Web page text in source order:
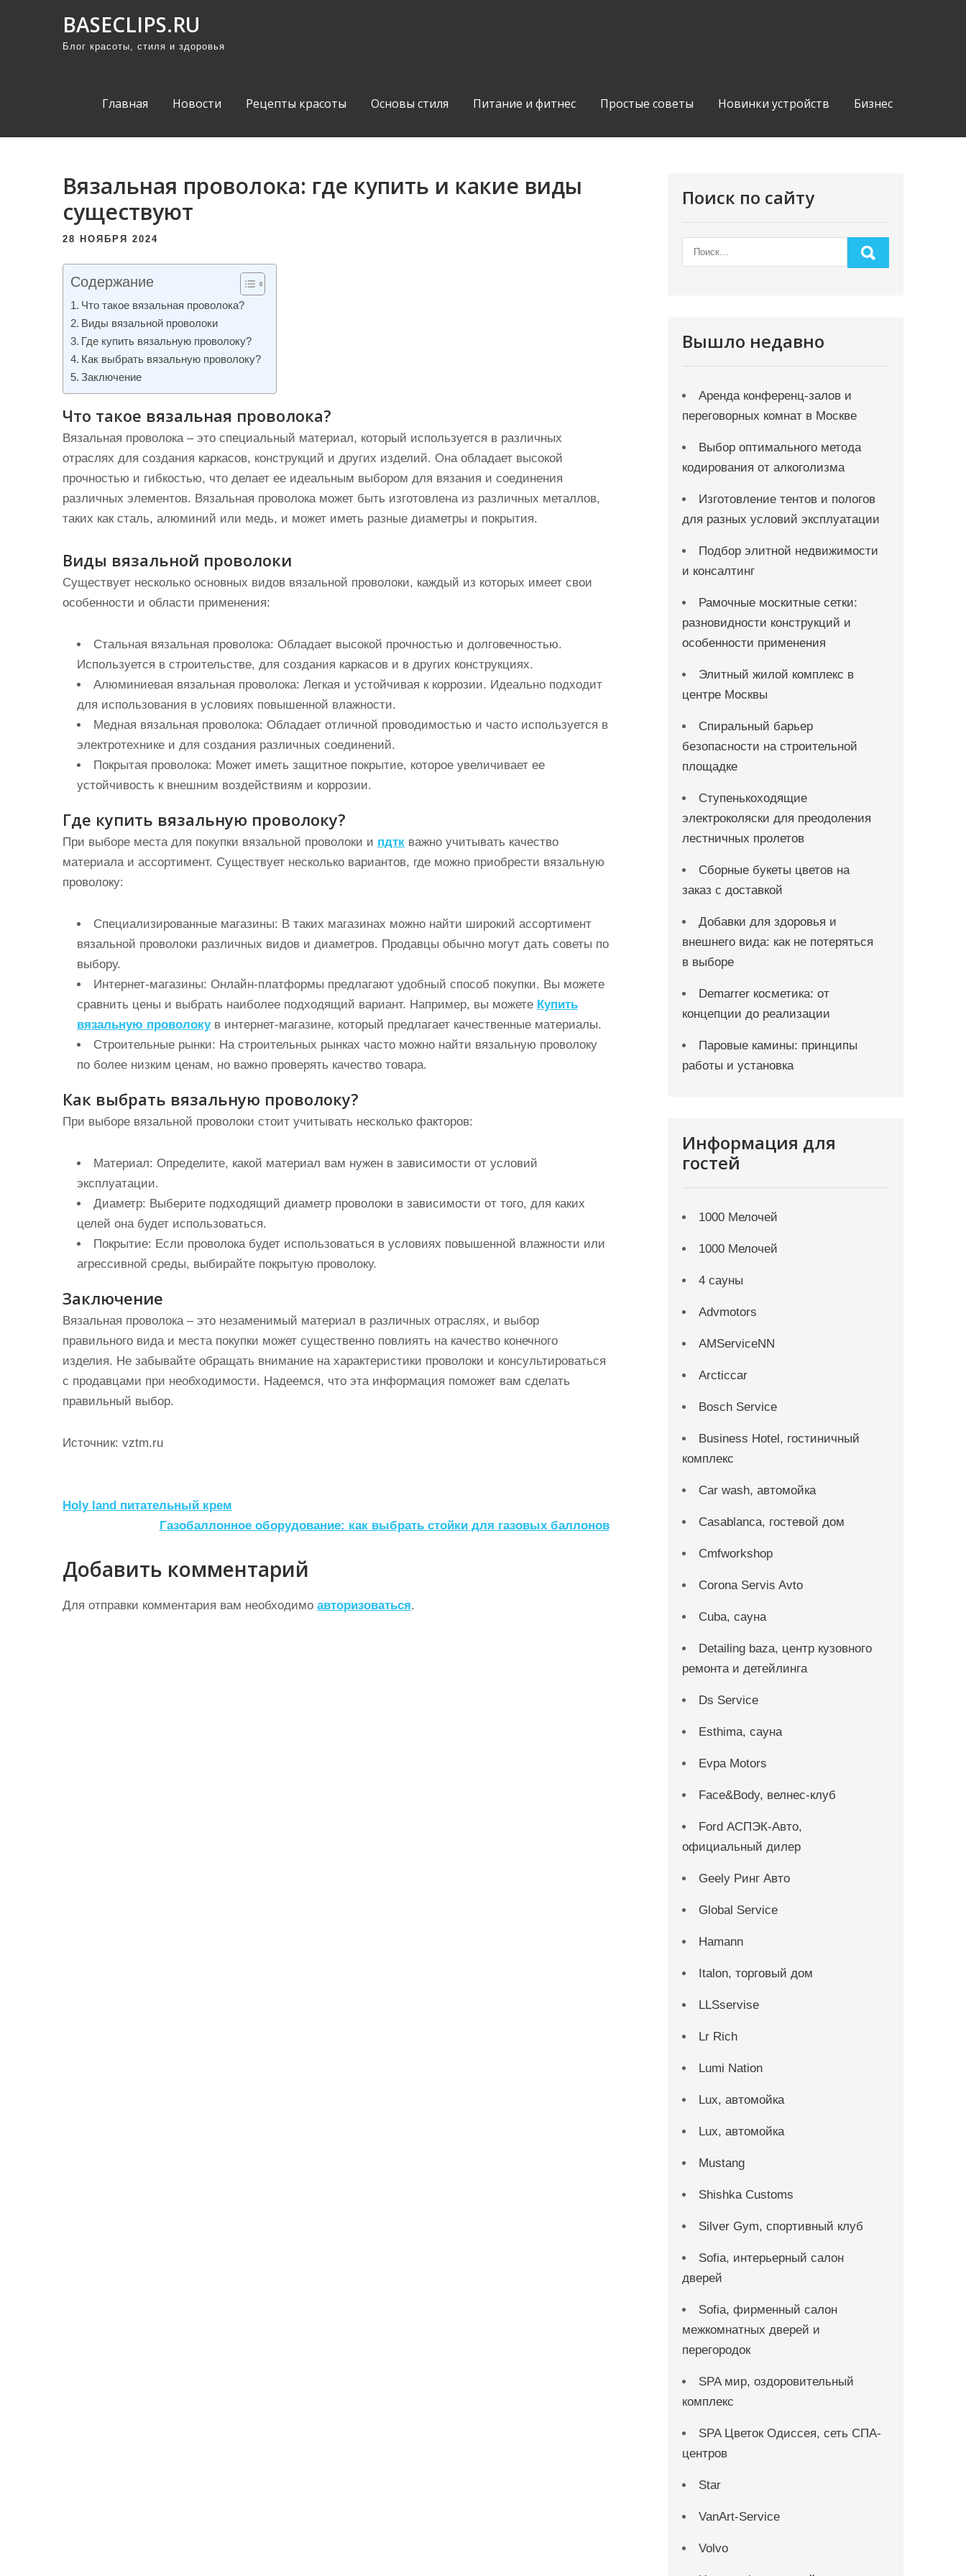
BASECLIPS.RU
Блог красоты, стиля и здоровья
Главная Новости Рецепты красоты Основы стиля Питание и фитнес Простые советы Новинки устройств Бизнес
Вязальная проволока: где купить и какие виды
существуют
28 НОЯБРЯ 2024
Содержание
Что такое вязальная проволока?
Виды вязальной проволоки
Где купить вязальную проволоку?
Как выбрать вязальную проволоку?
Заключение
Что такое вязальная проволока?
Вязальная проволока – это специальный материал, который используется в различных
отраслях для создания каркасов, конструкций и других изделий. Она обладает высокой
прочностью и гибкостью, что делает ее идеальным выбором для вязания и соединения
различных элементов. Вязальная проволока может быть изготовлена из различных металлов,
таких как сталь, алюминий или медь, и может иметь разные диаметры и покрытия.
Виды вязальной проволоки
Существует несколько основных видов вязальной проволоки, каждый из которых имеет свои
особенности и области применения:
Стальная вязальная проволока: Обладает высокой прочностью и долговечностью.
Используется в строительстве, для создания каркасов и в других конструкциях.
Алюминиевая вязальная проволока: Легкая и устойчивая к коррозии. Идеально подходит
для использования в условиях повышенной влажности.
Медная вязальная проволока: Обладает отличной проводимостью и часто используется в
электротехнике и для создания различных соединений.
Покрытая проволока: Может иметь защитное покрытие, которое увеличивает ее
устойчивость к внешним воздействиям и коррозии.
Где купить вязальную проволоку?
При выборе места для покупки вязальной проволоки и пдтк важно учитывать качество
материала и ассортимент. Существует несколько вариантов, где можно приобрести вязальную
проволоку:
Специализированные магазины: В таких магазинах можно найти широкий ассортимент
вязальной проволоки различных видов и диаметров. Продавцы обычно могут дать советы по
выбору.
Интернет-магазины: Онлайн-платформы предлагают удобный способ покупки. Вы можете
сравнить цены и выбрать наиболее подходящий вариант. Например, вы можете Купить
вязальную проволокув интернет-магазине, который предлагает качественные материалы.
Строительные рынки: На строительных рынках часто можно найти вязальную проволоку
по более низким ценам, но важно проверять качество товара.
Как выбрать вязальную проволоку?
При выборе вязальной проволоки стоит учитывать несколько факторов:
Материал: Определите, какой материал вам нужен в зависимости от условий
эксплуатации.
Диаметр: Выберите подходящий диаметр проволоки в зависимости от того, для каких
целей она будет использоваться.
Покрытие: Если проволока будет использоваться в условиях повышенной влажности или
агрессивной среды, выбирайте покрытую проволоку.
Заключение
Вязальная проволока – это незаменимый материал в различных отраслях, и выбор
правильного вида и места покупки может существенно повлиять на качество конечного
изделия. Не забывайте обращать внимание на характеристики проволоки и консультироваться
с продавцами при необходимости. Надеемся, что эта информация поможет вам сделать
правильный выбор.
Источник: vztm.ru
Н
в
и
г
Holy land питательный крем
Газобаллонное оборудование: как выбрать стойки для газовых баллонов
Добавить комментарий
Для отправки комментария вам необходимо авторизоваться.
Поиск по сайту
Вышло недавно
Аренда конференц-залов и
переговорных комнат в Москве
Выбор оптимального метода
кодирования от алкоголизма
Изготовление тентов и пологов
для разных условий эксплуатации
Подбор элитной недвижимости
и консалтинг
Рамочные москитные сетки:
разновидности конструкций и
особенности применения
Элитный жилой комплекс в
центре Москвы
Спиральный барьер
безопасности на строительной
площадке
Ступенькоходящие
электроколяски для преодоления
лестничных пролетов
Сборные букеты цветов на
заказ с доставкой
Добавки для здоровья и
внешнего вида: как не потеряться
в выборе
Demarrer косметика: от
концепции до реализации
Паровые камины: принципы
работы и установка
Информация для
гостей
1000 Мелочей
1000 Мелочей
4 сауны
Advmotors
AMServiceNN
Arcticcar
Bosch Service
Business Hotel, гостиничный
комплекс
Car wash, автомойка
Casablanca, гостевой дом
Cmfworkshop
Corona Servis Avto
Cuba, сауна
Detailing baza, центр кузовного
ремонта и детейлинга
Ds Service
Esthima, сауна
Evpa Motors
Face&Body, велнес-клуб
Ford АСПЭК-Авто,
официальный дилер
Geely Ринг Авто
Global Service
Hamann
Italon, торговый дом
LLSservise
Lr Rich
Lumi Nation
Lux, автомойка
Lux, автомойка
Mustang
Shishka Customs
Silver Gym, спортивный клуб
Sofia, интерьерный салон
дверей
Sofia, фирменный салон
межкомнатных дверей и
перегородок
SPA мир, оздоровительный
комплекс
SPA Цветок Одиссея, сеть СПА-
центров
Star
VanArt-Service
Volvo